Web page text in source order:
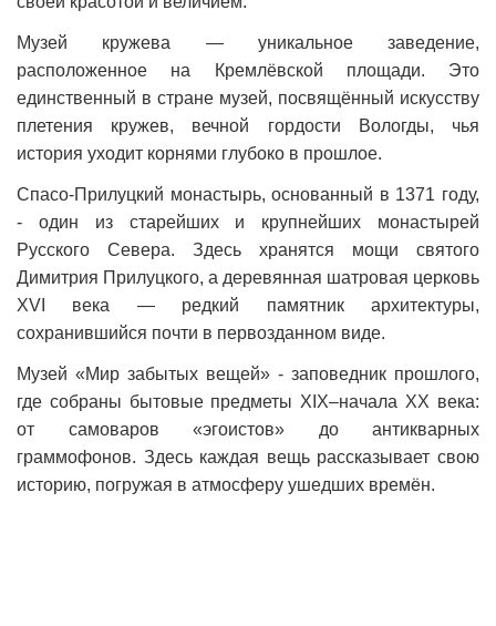
Музей кружева — уникальное заведение,
расположенное на Кремлёвской площади. Это
единственный в стране музей, посвящённый искусству
плетения кружев, вечной гордости Вологды, чья
история уходит корнями глубоко в прошлое.
Спасо-Прилуцкий монастырь, основанный в 1371 году,
- один из старейших и крупнейших монастырей
Русского Севера. Здесь хранятся мощи святого
Димитрия Прилуцкого, а деревянная шатровая церковь
XVI века — редкий памятник архитектуры,
сохранившийся почти в первозданном виде.
Музей «Мир забытых вещей» - заповедник прошлого,
где собраны бытовые предметы XIX–начала XX века:
от самоваров «эгоистов» до антикварных
граммофонов. Здесь каждая вещь рассказывает свою
историю, погружая в атмосферу ушедших времён.